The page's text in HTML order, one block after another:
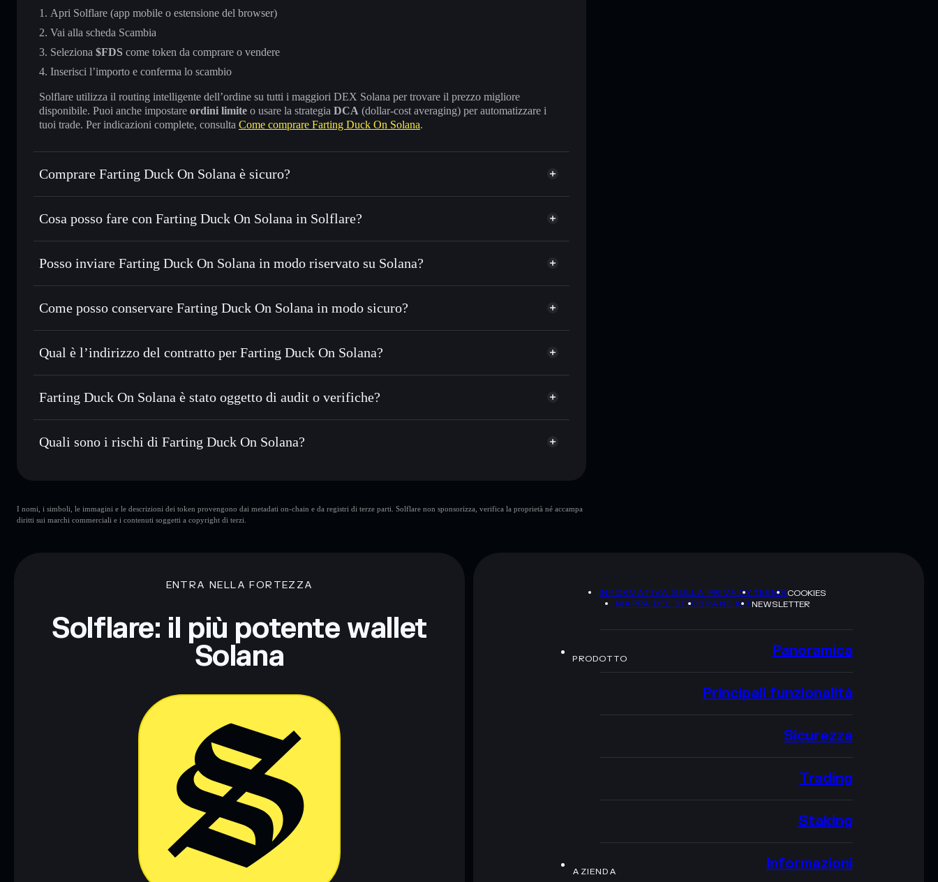
Apri Solflare (app mobile o estensione del browser)
Vai alla scheda Scambia
Seleziona $FDS come token da comprare o vendere
Inserisci l’importo e conferma lo scambio
Solflare utilizza il routing intelligente dell’ordine su tutti i maggiori DEX Solana per trovare il prezzo migliore
disponibile. Puoi anche impostare ordini limite o usare la strategia DCA (dollar-cost averaging) per automatizzare i
tuoi trade. Per indicazioni complete, consulta Come comprare Farting Duck On Solana.
Comprare Farting Duck On Solana è sicuro?
Farting Duck On Solana non è verificato
Cosa posso fare con Farting Duck On Solana in Solflare?
Farting Duck On Solana
wallet Solflare
Scambiare istantaneamente— scambia $FDS in SOL, USDC o in migliaia di altri token Solana al prezzo migliore
Usare il DCA— applica la strategia dollar-cost average su $FDS nel tempo
Inviare in modo riservato— trasferisci $FDS senza collegare pubblicamente i wallet usando l’Aggregatore di
privacy incorporato di Solflare
esclusivo controllo delle tue chiavi private
Posso inviare Farting Duck On Solana in modo riservato su Solana?
Aggregatore di privacy
Come posso conservare Farting Duck On Solana in modo sicuro?
Farting Duck On Solana wallet non-custodial Solflare
Aggregatore di privacy
Qual è l’indirizzo del contratto per Farting Duck On Solana?
Farting Duck On Solana
2gj1vcBSTVzCrsva8Zg1yJd32etqRqKSiHUohARrtBbq
$FDS
Farting Duck On Solana è stato oggetto di audit o verifiche?
Farting Duck On Solana non è verificato
Quali sono i rischi di Farting Duck On Solana?
wallet
Farting Duck On Solana
singolo wallet
I nomi, i simboli, le immagini e le descrizioni dei token provengono dai metadati on-chain e da registri di terze parti. Solflare non sponsorizza, verifica la proprietà né accampa
diritti sui marchi commerciali e i contenuti soggetti a copyright di terzi.
ENTRA NELLA FORTEZZA
Solflare: il più potente wallet
Solana
INFORMATIVA SULLA PRIVACYTERMSCOOKIES
MAPPA DEL SITOBRAND KITNEWSLETTER
PRODOTTO Panoramica
Principali funzionalità
Sicurezza
Trading
Staking
AZIENDA Informazioni